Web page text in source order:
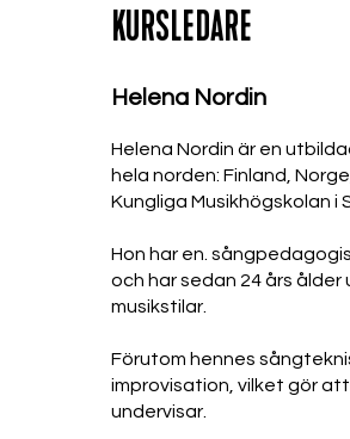
KURSLEDARE
Helena Nordin
Helena Nordin är en
hela norden: Finland,
Kungliga Musikhögskolan i
Hon har en.
och har sedan 24 års ålder
musikstilar.
Förutom hennes
improvisation, vilket gör
undervisar.